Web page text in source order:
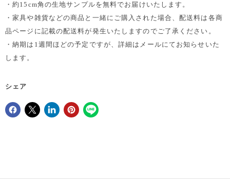
・約15cm角の生地サンプルを無料でお届けいたします。
・家具や雑貨などの商品と一緒にご購入された場合、配送料は各商
品ページに記載の配送料が発生いたしますのでご了承ください。
・納期は1週間ほどの予定ですが、詳細はメールにてお知らせいた
します。
シェア